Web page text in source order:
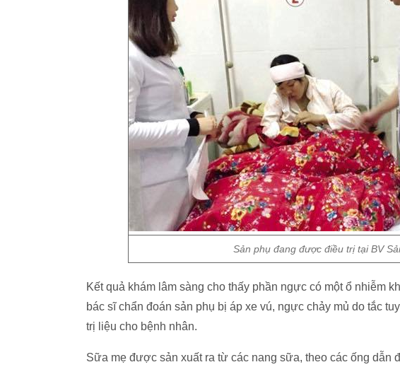
Sản phụ đang được điều trị tại BV
Kết quả khám lâm sàng cho thấy phần ngực có một ổ nhiễm
bác sĩ chẩn đoán sản phụ bị áp xe vú, ngực chảy mủ do tắc
trị liệu cho bệnh nhân.
Sữa mẹ được sản xuất ra từ các nang sữa, theo các ống dẫn